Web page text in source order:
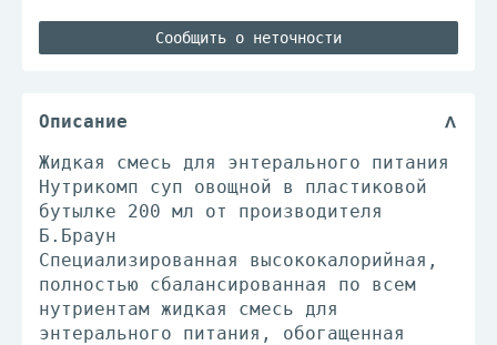
Сообщить о неточности
Описание
Жидкая смесь для энтерального питания
Нутрикомп суп овощной в пластиковой
бутылке 200 мл от производителя
Б.Браун
Специализированная высококалорийная,
полностью сбалансированная по всем
нутриентам жидкая смесь для
энтерального питания, обогащенная